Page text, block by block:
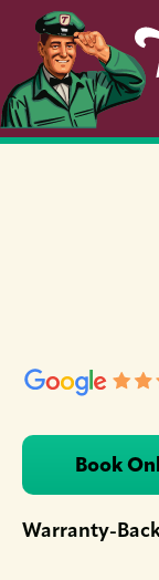
Book
Warranty-